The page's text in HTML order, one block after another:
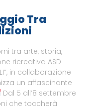
Tra
tra arte, storia,
ricreativa ASD
in collaborazione
un affascinante
Dal 5 all’8 settembre
che toccherà